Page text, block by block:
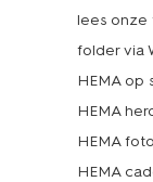
lees onze
folder via
HEMA op
HEMA
HEMA
HEMA